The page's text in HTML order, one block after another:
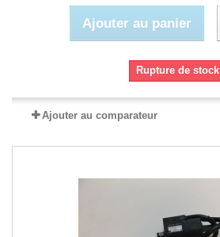
Ajouter au panier
Rupture de stock
Ajouter au comparateur